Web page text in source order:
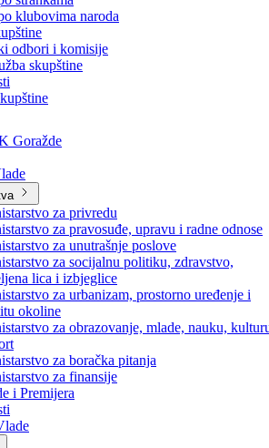
Goražde
strankama
klubovima naroda
odbori i komisije
skupštine
Goražde
za privredu
za pravosuđe, upravu i radne odnose
za unutrašnje poslove
za socijalnu politiku, zdravstvo,
lica i izbjeglice
za urbanizam, prostorno uređenje i
okoline
za obrazovanje, mlade, nauku,
za boračka pitanja
za finansije
i Premijera